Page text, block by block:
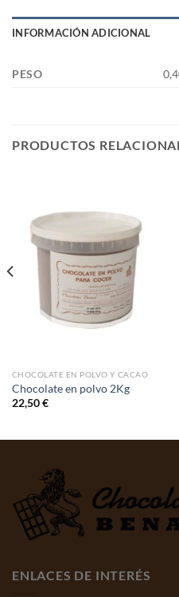
INFORMACIÓN ADICIONAL
PESO
PRODUCTOS
CHOCOLATE EN POLVO Y CACAO
Chocolate en polvo 2Kg
22,50€
ENLACES DE INTERÉS